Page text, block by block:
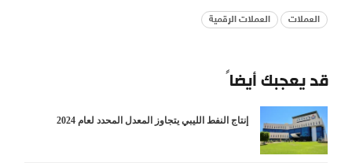
العملات العملات الرقمية
قد يعجبك أيضاً
إنتاج النفط الليبي يتجاوز المعدل المحدد لعام 2024